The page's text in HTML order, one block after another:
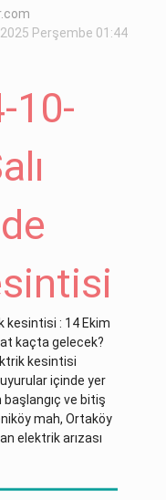
2025 Perşembe 01:44
10-
kesintisi : 14 Ekim
kaçta gelecek?
kesintisi
içinde yer
ve bitiş
mah, Ortaköy
elektrik arızası